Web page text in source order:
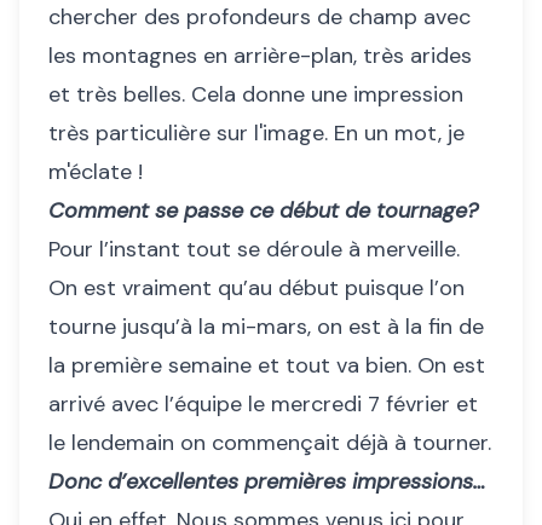
chercher des profondeurs de champ avec
les montagnes en arrière-plan, très arides
et très belles. Cela donne une impression
très particulière sur l'image. En un mot, je
m'éclate !
Comment se passe ce début de tournage?
Pour l’instant tout se déroule à merveille.
On est vraiment qu’au début puisque l’on
tourne jusqu’à la mi-mars, on est à la fin de
la première semaine et tout va bien. On est
arrivé avec l’équipe le mercredi 7 février et
le lendemain on commençait déjà à tourner.
Donc d’excellentes premières impressions…